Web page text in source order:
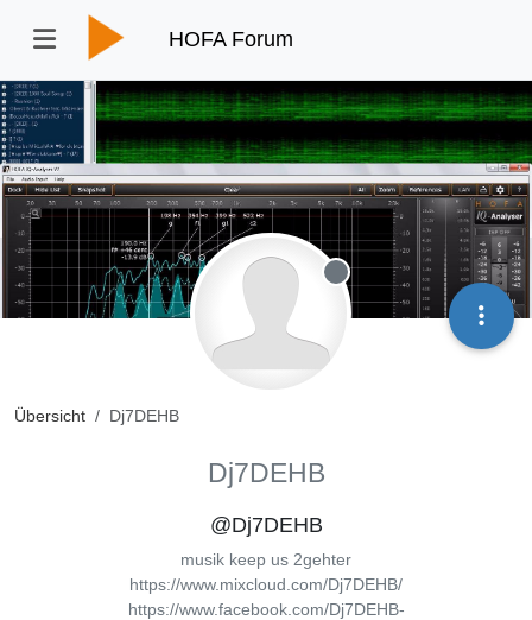
HOFA Forum
Übersicht Dj7DEHB
Offline
Dj7DEHB
@Dj7DEHB
musik keep us 2gehter
https://www.mixcloud.com/Dj7DEHB/
https://www.facebook.com/Dj7DEHB-